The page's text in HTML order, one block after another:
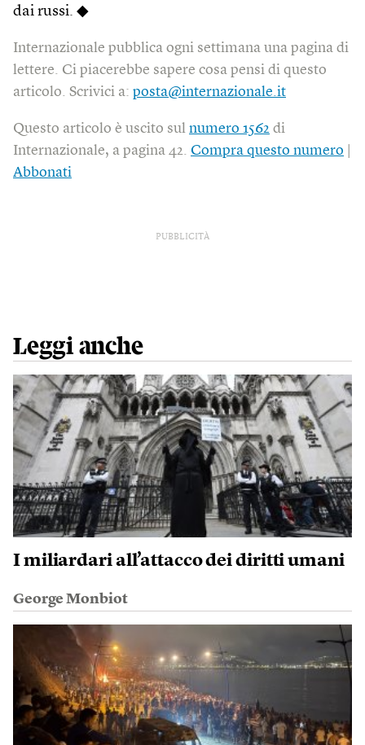
dai russi. ◆
Internazionale pubblica ogni settimana una pagina di
lettere. Ci piacerebbe sapere cosa pensi di questo
articolo. Scrivici a: posta@internazionale.it
Questo articolo è uscito sul numero 1562 di
Internazionale, a pagina 42. Compra questo numero
Abbonati
PUBBLICITÀ
Leggi anche
I miliardari all’attacco dei diritti umani
George Monbiot